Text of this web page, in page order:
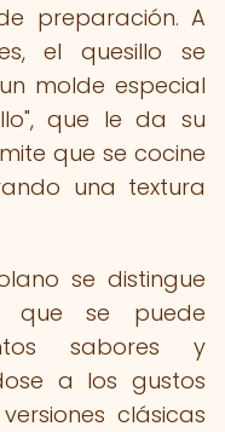
preparación. A
el quesillo se
molde especial
que le da su
que se cocine
una textura
se distingue
que se puede
sabores y
a los gustos
clásicas